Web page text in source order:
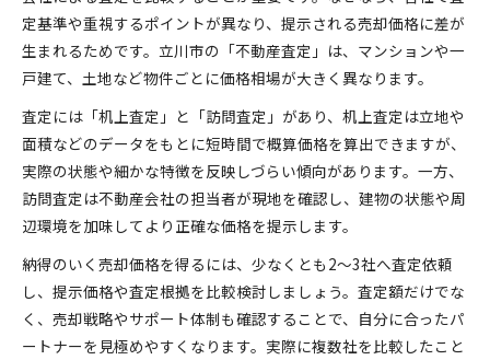
定基準や重視するポイントが異なり、提示される売却価格に差が
生まれるためです。立川市の「不動産査定」は、マンションや一
戸建て、土地など物件ごとに価格相場が大きく異なります。
査定には「机上査定」と「訪問査定」があり、机上査定は立地や
面積などのデータをもとに短時間で概算価格を算出できますが、
実際の状態や細かな特徴を反映しづらい傾向があります。一方、
訪問査定は不動産会社の担当者が現地を確認し、建物の状態や周
辺環境を加味してより正確な価格を提示します。
納得のいく売却価格を得るには、少なくとも2～3社へ査定依頼
し、提示価格や査定根拠を比較検討しましょう。査定額だけでな
く、売却戦略やサポート体制も確認することで、自分に合ったパ
ートナーを見極めやすくなります。実際に複数社を比較したこと